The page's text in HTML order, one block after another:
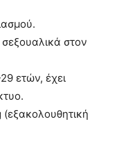
σεξουαλικά στον
ετών, έχει
(εξακολουθητική